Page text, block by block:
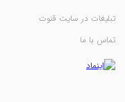
تبلیغات در سایت قنوت
تماس با ما